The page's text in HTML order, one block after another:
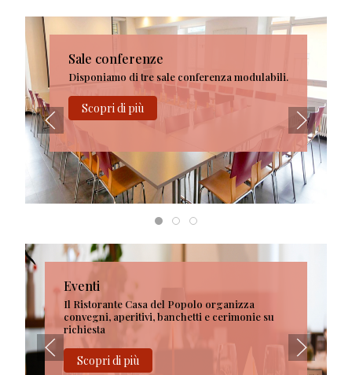
Sale conferenze
Disponiamo di tre sale conferenza modulabili.
Scopri di più
Eventi
Il Ristorante Casa del Popolo organizza
convegni, aperitivi, banchetti e cerimonie su
richiesta
Scopri di più